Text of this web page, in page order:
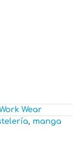
Wear
, manga